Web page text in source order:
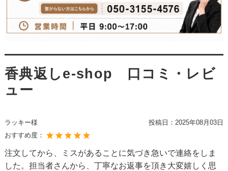
香典返しe-shop 口コミ・レビ
ュー
ラッキー様 投稿日： 2025年08月03日
おすすめ度：
注文してから、ミスがあることに気づき急いで連絡をしま
した。担当者さんから、丁寧なお返事を頂き大変嬉しく思